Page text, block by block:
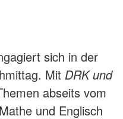
sich in der
Mit DRK und
abseits vom
und Englisch